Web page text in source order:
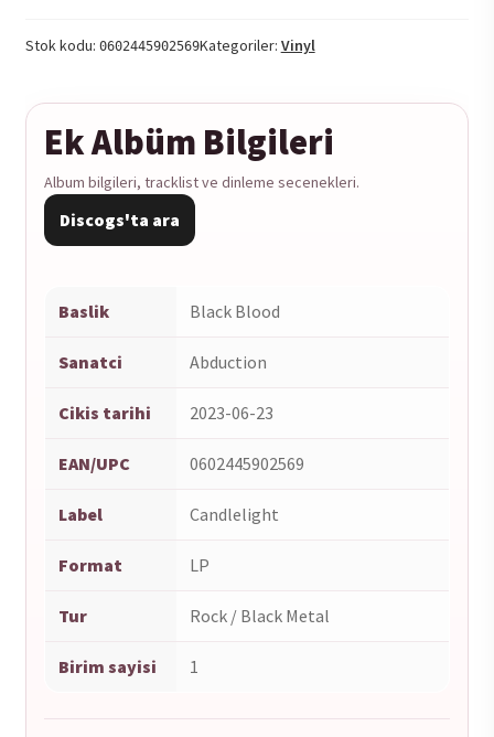
on
on
Stok kodu: 0602445902569Kategoriler: Vinyl
Ek Albüm Bilgileri
Album bilgileri, tracklist ve dinleme secenekleri.
Discogs'ta ara
Baslik Black Blood
Sanatci Abduction
Cikis tarihi 2023-06-23
EAN/UPC 0602445902569
Label Candlelight
Format LP
Tur Rock / Black Metal
Birim sayisi 1